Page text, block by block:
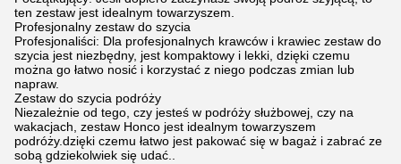
ten zestaw jest idealnym towarzyszem.
Profesjonalny zestaw do szycia
Profesjonaliści: Dla profesjonalnych krawców i krawiec zestaw do
szycia jest niezbędny, jest kompaktowy i lekki, dzięki czemu
można go łatwo nosić i korzystać z niego podczas zmian lub
napraw.
Zestaw do szycia podróży
Niezależnie od tego, czy jesteś w podróży służbowej, czy na
wakacjach, zestaw Honco jest idealnym towarzyszem
podróży.dzięki czemu łatwo jest pakować się w bagaż i zabrać ze
sobą gdziekolwiek się udać..